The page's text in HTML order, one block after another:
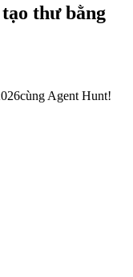
thư bằng
Agent Hunt!